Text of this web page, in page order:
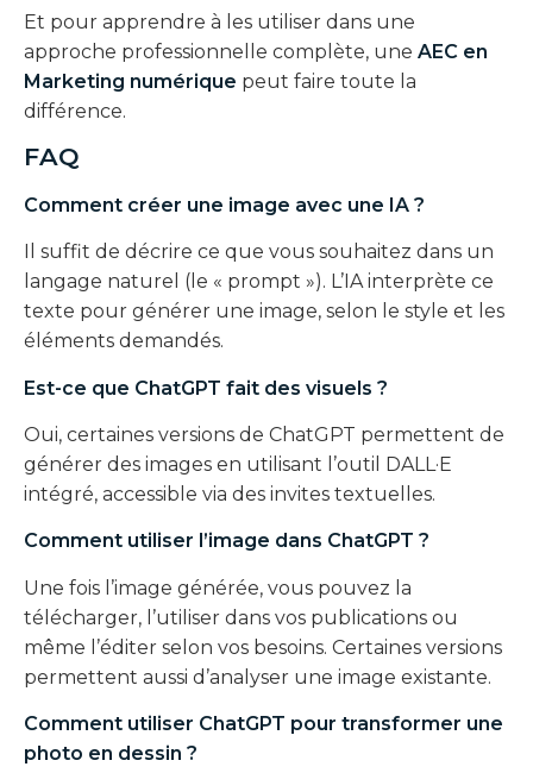
Et pour apprendre à les utiliser dans une
approche professionnelle complète, une AEC en
Marketing numérique peut faire toute la
différence.
FAQ
Comment créer une image avec une IA ?
Il suffit de décrire ce que vous souhaitez dans un
langage naturel (le « prompt »). L’IA interprète ce
texte pour générer une image, selon le style et les
éléments demandés.
Est-ce que ChatGPT fait des visuels ?
Oui, certaines versions de ChatGPT permettent de
générer des images en utilisant l’outil DALL·E
intégré, accessible via des invites textuelles.
Comment utiliser l’image dans ChatGPT ?
Une fois l’image générée, vous pouvez la
télécharger, l’utiliser dans vos publications ou
même l’éditer selon vos besoins. Certaines versions
permettent aussi d’analyser une image existante.
Comment utiliser ChatGPT pour transformer une
photo en dessin ?